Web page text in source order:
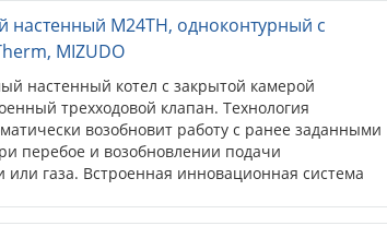
протокол связи, используемый в
отопления для связи между котлом и
настенный M24TH, одноконтурный с
MIZUDO
настенный котел с закрытой камерой
трехходовой клапан. Технология
возобновит работу с ранее заданными
перебое и возобновлении подачи
или газа. Встроенная инновационная система